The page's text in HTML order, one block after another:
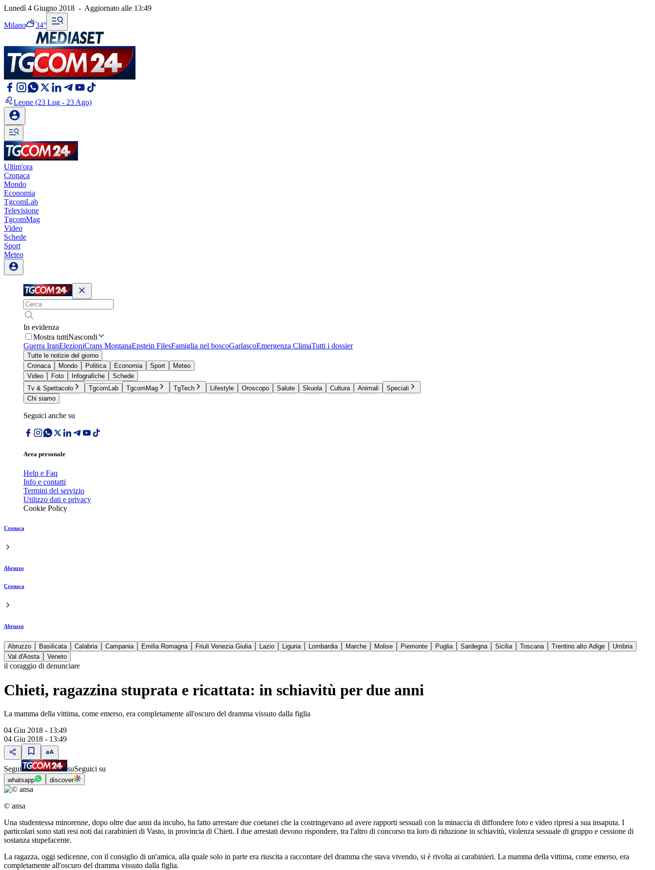
Lunedì 4 Giugno 2018 - Aggiornato alle 13:49
Milano 34°
Leone (23 Lug - 23 Ago)
Ultim'ora
Cronaca
Mondo
Economia
TgcomLab
Televisione
TgcomMag
Video
Schede
Sport
Meteo
In evidenza
Mostra tuttiNascondi
Guerra IranElezioniCrans MontanaEpstein FilesFamiglia nel boscoGarlascoEmergenza ClimaTutti i dossier
Tutte le notizie del giorno
Cronaca
Mondo Politica Economia Sport
Meteo
Video
Foto Infografiche
Schede
Tv & Spettacolo
TgcomLab TgcomMag TgTech Lifestyle Oroscopo Salute Skuola Cultura Animali
Speciali
Chi siamo
Seguici anche su
Area personale
Help e Faq
Info e contatti
Termini del servizio
Utilizzo dati e privacy
Cookie Policy
Cronaca
Abruzzo
Cronaca
Abruzzo
Abruzzo Basilicata Calabria Campania Emilia Romagna Friuli Venezia Giulia Lazio Liguria Lombardia Marche Molise Piemonte Puglia Sardegna Sicilia Toscana Trentino alto Adige
Umbria
Val d'Aosta
Veneto
il coraggio di denunciare
Chieti, ragazzina stuprata e ricattata: in schiavitù per due anni
La mamma della vittima, come emerso, era completamente all'oscuro del dramma vissuto dalla figlia
04 Giu 2018 - 13:49
04 Giu 2018 - 13:49
Segui suSeguici su
whatsapp discover
© ansa
Una studentessa minorenne, dopo oltre due anni da incubo, ha fatto arrestare due coetanei che la costringevano ad avere rapporti sessuali con la minaccia di diffondere foto e video ripresi a sua insaputa. I
particolari sono stati resi noti dai carabinieri di Vasto, in provincia di Chieti. I due arrestati devono rispondere, tra l'altro di concorso tra loro di riduzione in schiavitù, violenza sessuale di gruppo e cessione di
sostanza stupefacente.
La ragazza, oggi sedicenne, con il consiglio di un'amica, alla quale solo in parte era riuscita a raccontare del dramma che stava vivendo, si è rivolta ai carabinieri. La mamma della vittima, come emerso, era
completamente all'oscuro del dramma vissuto dalla figlia.